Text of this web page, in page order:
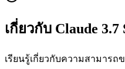
เกี่ยวกับ Claude 3.7
เรียนรู้เกี่ยวกับความสามาร